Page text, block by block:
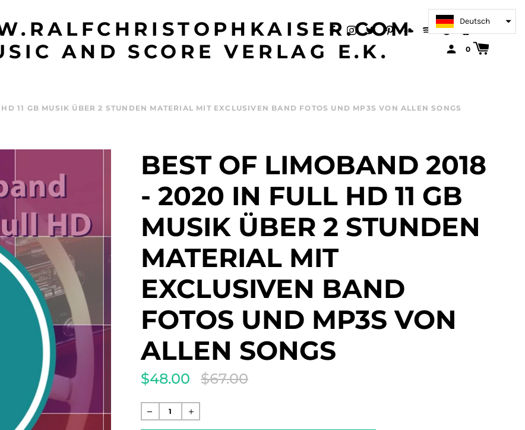
AND SCORE VERLAG E.K.
0
11 GB MUSIK ÜBER 2 STUNDEN MATERIAL MIT EXCLUSIVEN BAND FOTOS UND MP3S VON ALLEN SONGS
BEST OF LIMOBAND 2018
- 2020 IN FULL HD 11 GB
MUSIK ÜBER 2 STUNDEN
MATERIAL MIT
EXCLUSIVEN BAND
FOTOS UND MP3S VON
ALLEN SONGS
$48.00
Translation
de.products.product.regular_price
$67.00
Normaler
Preis
Deutsch